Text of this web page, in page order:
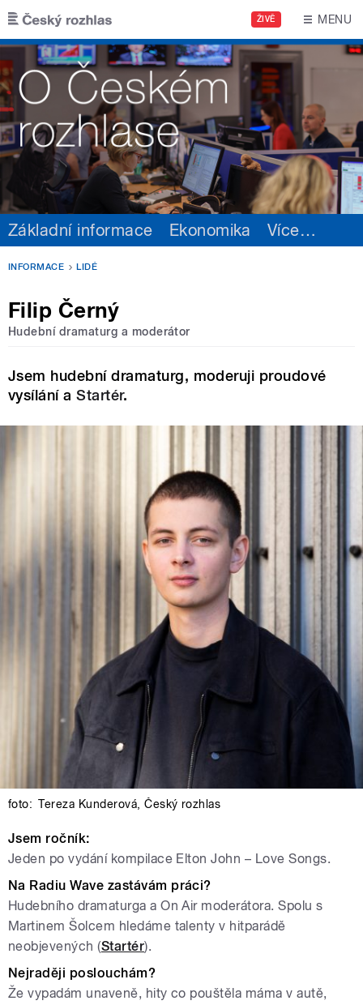
Přejít k hlavnímu obsahu
ŽIVĚ MENU
Základní informace Ekonomika Více…
INFORMACE LIDÉ
Filip Černý
Hudební dramaturg a moderátor
Jsem hudební dramaturg, moderuji proudové
vysílání aStartér.
foto: Tereza Kunderová,Český rozhlas
Jsem ročník:
Jeden po vydání kompilace Elton John – Love Songs.
Na Radiu Wave zastávám práci?
Hudebního dramaturga a On Air moderátora. Spolu s
Martinem Šolcem hledáme talenty v hitparádě
neobjevených (Startér).
Nejraději poslouchám?
Že vypadám unaveně, hity co pouštěla máma v autě,